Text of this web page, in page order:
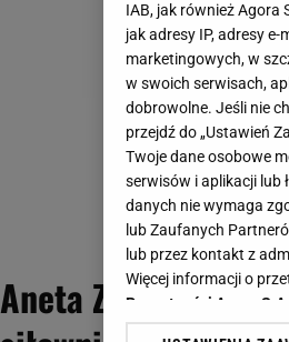
Aneta Zając chwali
IAB, jak również Agora
jak adresy IP, adresy
marketingowych, w
w swoich serwisach,
dobrowolne. Jeśli nie
przejdź do „Ustawień
Twoje dane osobowe
serwisów i aplikacji lub
danych nie wymaga
lub Zaufanych
lub przez kontakt z
Więcej informacji o
Prywatności Agora S.A.